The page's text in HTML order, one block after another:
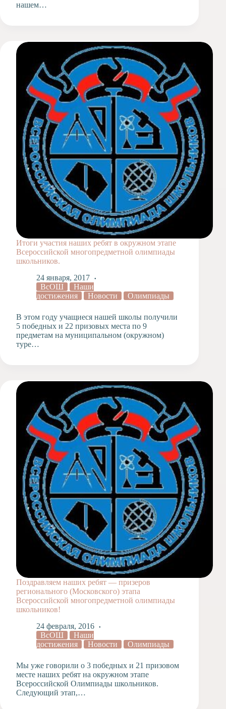
нашем…
Итоги участия наших ребят в окружном этапе
Всероссийской многопредметной олимпиады
школьников.
24 января, 2017
ВсОШ
Наши
достижения
Новости Олимпиады
В этом году учащиеся нашей школы получили
5 победных и 22 призовых места по 9
предметам на муниципальном (окружном)
туре…
Поздравляем наших ребят — призеров
регионального (Московского) этапа
Всероссийской многопредметной олимпиады
школьников!
24 февраля, 2016
ВсОШ
Наши
достижения
Новости Олимпиады
Мы уже говорили о 3 победных и 21 призовом
месте наших ребят на окружном этапе
Всероссийской Олимпиады школьников.
Следующий этап,…